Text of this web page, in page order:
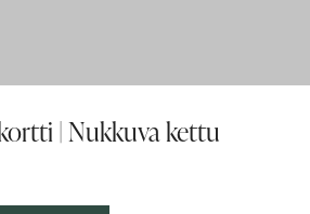
| Nukkuva kettu